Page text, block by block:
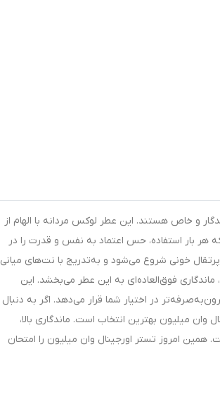
و خاص هستند. این عطر لوکس مردانه با الهام از
هر بار استفاده، حس اعتماد به نفس و قدرت را در
خونی شروع می‌شود و به‌تدریج با نت‌های میانی
فوق‌العاده‌ای به این عطر می‌بخشد. این
در اختیار شما قرار می‌دهد. اگر به دنبال
وان میلیون بهترین انتخاب است. ماندگاری بالا،
امروز تستر اورجینال وان میلیون را امتحان